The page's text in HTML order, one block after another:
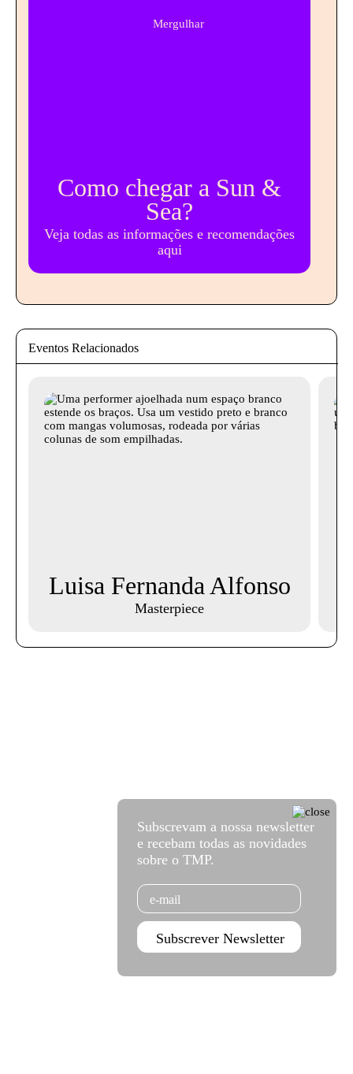
Mergulhar
Como chegar a Sun &
Sea?
Veja todas as informações e recomendações
aqui
Eventos Relacionados
Luisa Fernanda Alfonso
Masterpiece
Subscrevam a nossa newsletter
e recebam todas as novidades
sobre o TMP.
Email
Subscrever Newsletter